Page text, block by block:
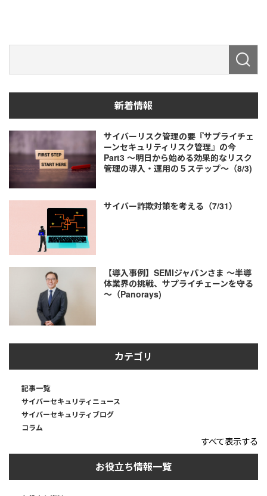
新着情報
サイバーリスク管理の要『サプライチェ
ーンセキュリティリスク管理』の今
Part3 ～明日から始める効果的なリスク
管理の導入・運用の５ステップ～（8/3)
サイバー詐欺対策を考える（7/31）
【導入事例】SEMIジャパンさま ～半導
体業界の挑戦、サプライチェーンを守る
～（Panorays)
カテゴリ
記事一覧
サイバーセキュリティニュース
サイバーセキュリティブログ
コラム
すべて表示する
お役立ち情報一覧